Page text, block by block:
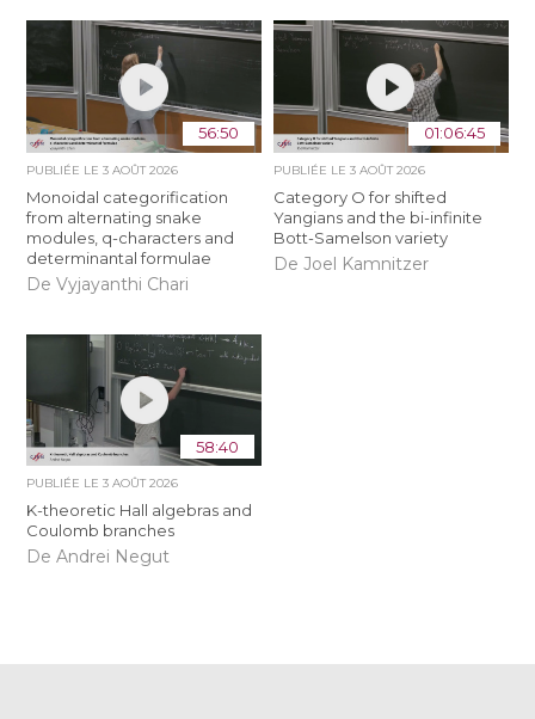
56:50
PUBLIÉE LE3 AOÛT 2026
Monoidal categorification
from alternating snake
modules, q-characters and
determinantal formulae
De Vyjayanthi Chari
01:06:45
PUBLIÉE LE 3 AOÛT 2026
Category O for shifted
Yangians and the bi-infinite
Bott-Samelson variety
De Joel Kamnitzer
58:40
PUBLIÉE LE3 AOÛT 2026
K-theoretic Hall algebras and
Coulomb branches
De Andrei Negut